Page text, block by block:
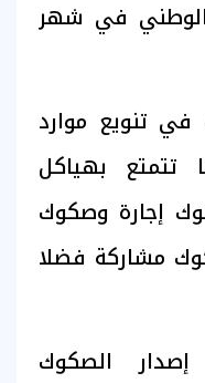
الوطني في شهر
تنويع موارد
تتمتع بهياكل
إجارة وصكوك
مشاركة فضلا
الصكوك